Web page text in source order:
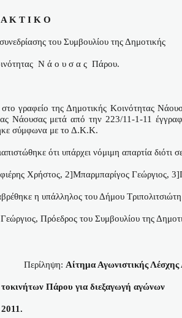
Κ Τ Ι Κ Ο
συνεδρίασης του Συμβουλίου της Δημοτικής
Ν ά ο υ σ α ς Πάρου.
γραφείο της Δημοτικής Κοινότητας
Νάουσας μετά από την 223/11-1-11
σύμφωνα με το Δ.Κ.Κ.
ότι υπάρχει νόμιμη απαρτία
Χρήστος, 2]Μπαρμπαρίγος Γεώργιος,
η υπάλληλος του Δήμου
Πρόεδρος του Συμβουλίου της
Περίληψη: Αίτημα Αγωνιστικής
τοκινήτων Πάρου για διεξαγωγή αγώνων
2011.